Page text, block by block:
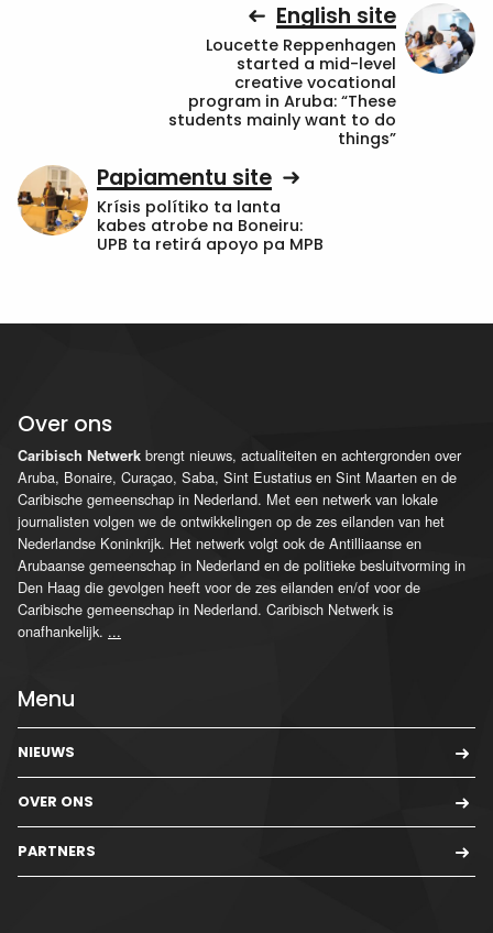
English site
Loucette Reppenhagen
started a mid-level
creative vocational
program in Aruba: “These
students mainly want to do
things”
Papiamentu site
Krísis polítiko ta lanta
kabes atrobe na Boneiru:
UPB ta retirá apoyo pa MPB
Over ons
Caribisch Netwerk brengt nieuws, actualiteiten en achtergronden over
Aruba, Bonaire, Curaçao, Saba, Sint Eustatius en Sint Maarten en de
Caribische gemeenschap in Nederland. Met een netwerk van lokale
journalisten volgen we de ontwikkelingen op de zes eilanden van het
Nederlandse Koninkrijk. Het netwerk volgt ook de Antilliaanse en
Arubaanse gemeenschap in Nederland en de politieke besluitvorming in
Den Haag die gevolgen heeft voor de zes eilanden en/of voor de
Caribische gemeenschap in Nederland. Caribisch Netwerk is
onafhankelijk. ...
Menu
NIEUWS
OVER ONS
PARTNERS